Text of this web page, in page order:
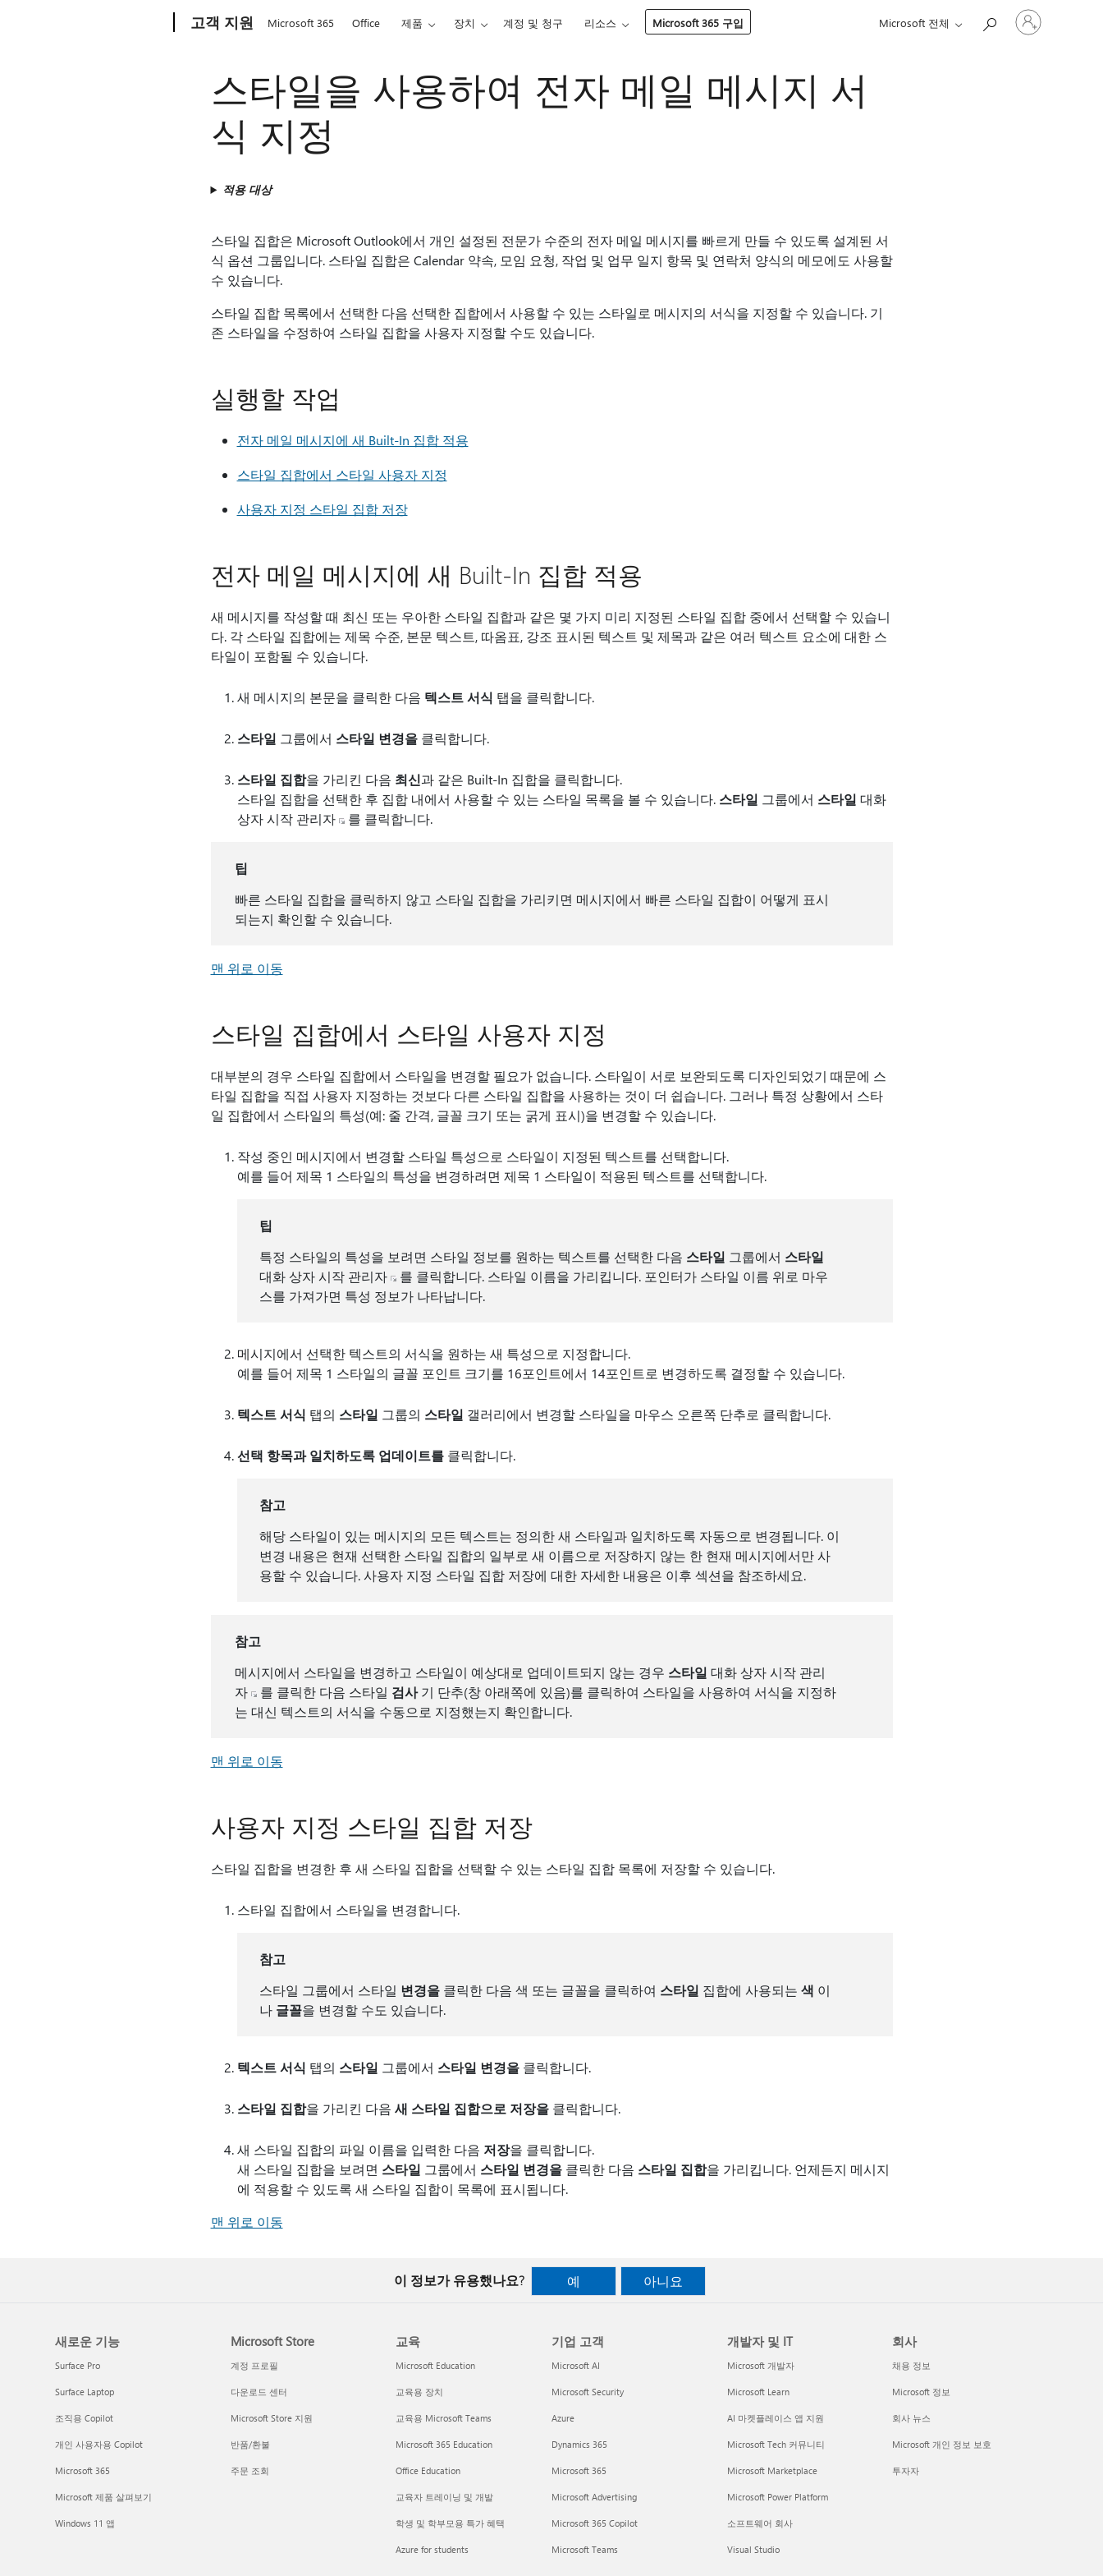
고객 지원 Microsoft 365 Office 제품 장치 계정 및 청구 리소스 Microsoft 365 구입 Microsoft 전체
하
스타일을 사용하여 전자 메일 메시지 서
식 지정
적용 대상
스타일 집합은 Microsoft Outlook에서 개인 설정된 전문가 수준의 전자 메일 메시지를 빠르게 만들 수 있도록 설계된 서
식 옵션 그룹입니다. 스타일 집합은 Calendar 약속, 모임 요청, 작업 및 업무 일지 항목 및 연락처 양식의 메모에도 사용할
수 있습니다.
스타일 집합 목록에서 선택한 다음 선택한 집합에서 사용할 수 있는 스타일로 메시지의 서식을 지정할 수 있습니다. 기
존 스타일을 수정하여 스타일 집합을 사용자 지정할 수도 있습니다.
실행할 작업
전자 메일 메시지에 새 Built-In 집합 적용
스타일 집합에서 스타일 사용자 지정
사용자 지정 스타일 집합 저장
전자 메일 메시지에 새 Built-In 집합 적용
새 메시지를 작성할 때 최신 또는 우아한 스타일 집합과 같은 몇 가지 미리 지정된 스타일 집합 중에서 선택할 수 있습니
다. 각 스타일 집합에는 제목 수준, 본문 텍스트, 따옴표, 강조 표시된 텍스트 및 제목과 같은 여러 텍스트 요소에 대한 스
타일이 포함될 수 있습니다.
새 메시지의 본문을 클릭한 다음 텍스트 서식 탭을 클릭합니다.
스타일 그룹에서 스타일 변경을클릭합니다.
스타일 집합을 가리킨 다음 최신과 같은 Built-In 집합을 클릭합니다.
스타일 집합을 선택한 후 집합 내에서 사용할 수 있는 스타일 목록을 볼 수 있습니다. 스타일 그룹에서 스타일 대화
상자 시작 관리자 를 클릭합니다.
팁
빠른 스타일 집합을 클릭하지 않고 스타일 집합을 가리키면 메시지에서 빠른 스타일 집합이 어떻게 표시
되는지 확인할 수 있습니다.
맨 위로 이동
스타일 집합에서 스타일 사용자 지정
대부분의 경우 스타일 집합에서 스타일을 변경할 필요가 없습니다. 스타일이 서로 보완되도록 디자인되었기 때문에 스
타일 집합을 직접 사용자 지정하는 것보다 다른 스타일 집합을 사용하는 것이 더 쉽습니다. 그러나 특정 상황에서 스타
일 집합에서 스타일의 특성(예: 줄 간격, 글꼴 크기 또는 굵게 표시)을 변경할 수 있습니다.
작성 중인 메시지에서 변경할 스타일 특성으로 스타일이 지정된 텍스트를 선택합니다.
예를 들어 제목 1 스타일의 특성을 변경하려면 제목 1 스타일이 적용된 텍스트를 선택합니다.
팁
특정 스타일의 특성을 보려면 스타일 정보를 원하는 텍스트를 선택한 다음 스타일 그룹에서 스타일
대화 상자 시작 관리자 를 클릭합니다. 스타일 이름을 가리킵니다. 포인터가 스타일 이름 위로 마우
스를 가져가면 특성 정보가 나타납니다.
메시지에서 선택한 텍스트의 서식을 원하는 새 특성으로 지정합니다.
예를 들어 제목 1 스타일의 글꼴 포인트 크기를 16포인트에서 14포인트로 변경하도록 결정할 수 있습니다.
텍스트 서식 탭의 스타일 그룹의 스타일 갤러리에서 변경할 스타일을 마우스 오른쪽 단추로 클릭합니다.
선택 항목과 일치하도록 업데이트를클릭합니다.
참고
해당 스타일이 있는 메시지의 모든 텍스트는 정의한 새 스타일과 일치하도록 자동으로 변경됩니다. 이
변경 내용은 현재 선택한 스타일 집합의 일부로 새 이름으로 저장하지 않는 한 현재 메시지에서만 사
용할 수 있습니다. 사용자 지정 스타일 집합 저장에 대한 자세한 내용은 이후 섹션을 참조하세요.
참고
메시지에서 스타일을 변경하고 스타일이 예상대로 업데이트되지 않는 경우 스타일 대화 상자 시작 관리
자 를 클릭한 다음 스타일 검사기 단추(창 아래쪽에 있음)를 클릭하여 스타일을 사용하여 서식을 지정하
는 대신 텍스트의 서식을 수동으로 지정했는지 확인합니다.
맨 위로 이동
사용자 지정 스타일 집합 저장
스타일 집합을 변경한 후 새 스타일 집합을 선택할 수 있는 스타일 집합 목록에 저장할 수 있습니다.
스타일 집합에서 스타일을 변경합니다.
참고
스타일 그룹에서 스타일 변경을 클릭한 다음 색 또는 글꼴을 클릭하여 스타일 집합에 사용되는색 이
나 글꼴을 변경할 수도 있습니다.
텍스트 서식 탭의 스타일 그룹에서 스타일 변경을클릭합니다.
스타일 집합을 가리킨 다음 새 스타일 집합으로 저장을클릭합니다.
새 스타일 집합의 파일 이름을 입력한 다음 저장을 클릭합니다.
새 스타일 집합을 보려면 스타일 그룹에서 스타일 변경을클릭한 다음 스타일 집합을 가리킵니다. 언제든지 메시지
에 적용할 수 있도록 새 스타일 집합이 목록에 표시됩니다.
맨 위로 이동
이 정보가 유용했나요? 예 아니요
새로운 기능
Surface Pro
Surface Laptop
조직용 Copilot
개인 사용자용 Copilot
Microsoft 365
Microsoft 제품 살펴보기
Windows 11 앱
Microsoft Store
계정 프로필
다운로드 센터
Microsoft Store 지원
반품/환불
주문 조회
교육
Microsoft Education
교육용 장치
교육용 Microsoft Teams
Microsoft 365 Education
Office Education
교육자 트레이닝 및 개발
학생 및 학부모용 특가 혜택
Azure for students
기업 고객
Microsoft AI
Microsoft Security
Azure
Dynamics 365
Microsoft 365
Microsoft Advertising
Microsoft 365 Copilot
Microsoft Teams
개발자 및 IT
Microsoft 개발자
Microsoft Learn
AI 마켓플레이스 앱 지원
Microsoft Tech 커뮤니티
Microsoft Marketplace
Microsoft Power Platform
소프트웨어 회사
Visual Studio
회사
채용 정보
Microsoft 정보
회사 뉴스
Microsoft 개인 정보 보호
투자자